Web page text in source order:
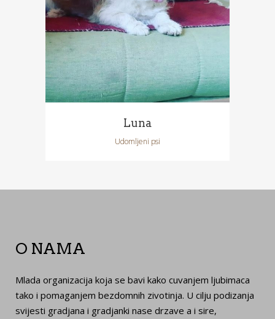
Luna
Udomljeni psi
O NAMA
Mlada organizacija koja se bavi kako cuvanjem ljubimaca
tako i pomaganjem bezdomnih zivotinja. U cilju podizanja
svijesti gradjana i gradjanki nase drzave a i sire,